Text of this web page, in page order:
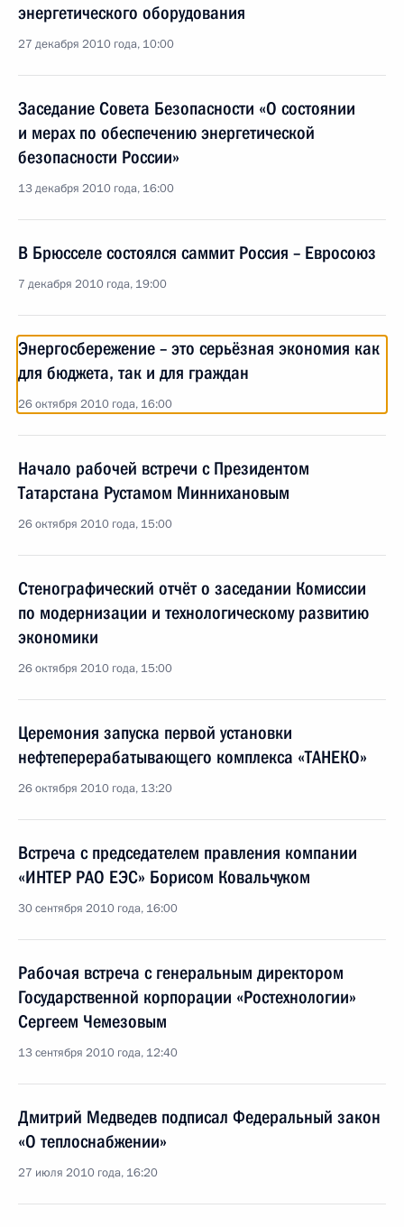
энергетического оборудования
27 декабря 2010 года, 10:00
Заседание Совета Безопасности «О состоянии
и мерах по обеспечению энергетической
безопасности России»
13 декабря 2010 года, 16:00
В Брюсселе состоялся саммит Россия – Евросоюз
7 декабря 2010 года, 19:00
Энергосбережение – это серьёзная экономия как
для бюджета, так и для граждан
26 октября 2010 года, 16:00
Начало рабочей встречи с Президентом
Татарстана Рустамом Миннихановым
26 октября 2010 года, 15:00
Стенографический отчёт о заседании Комиссии
по модернизации и технологическому развитию
экономики
26 октября 2010 года, 15:00
Церемония запуска первой установки
нефтеперерабатывающего комплекса «ТАНЕКО»
26 октября 2010 года, 13:20
Встреча с председателем правления компании
«ИНТЕР РАО ЕЭС» Борисом Ковальчуком
30 сентября 2010 года, 16:00
Рабочая встреча с генеральным директором
Государственной корпорации «Ростехнологии»
Сергеем Чемезовым
13 сентября 2010 года, 12:40
Дмитрий Медведев подписал Федеральный закон
«О теплоснабжении»
27 июля 2010 года, 16:20